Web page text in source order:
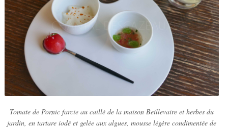
Tomate de Pornic farcie au caillé de la maison Beillevaire et herbes du
jardin, en tartare iodé et gelée aux algues, mousse légère condimentée de